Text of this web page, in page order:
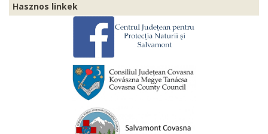
Hasznos linkek